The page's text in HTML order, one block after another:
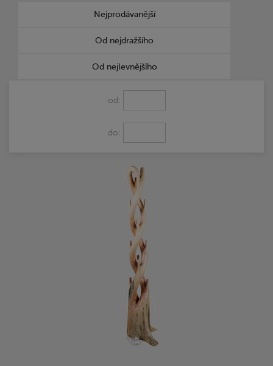
Nejprodávanější
Od nejdražšího
Od nejlevnějšího
od:
do: